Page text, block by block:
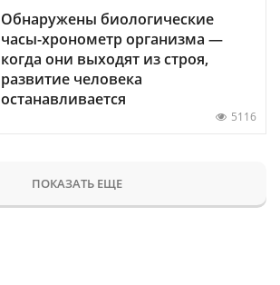
Обнаружены биологические
часы-хронометр организма —
когда они выходят из строя,
развитие человека
останавливается
5116
ПОКАЗАТЬ ЕЩЕ